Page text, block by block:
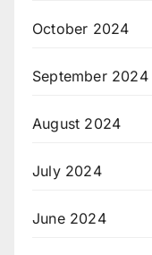
October 2024
September 2024
August 2024
July 2024
June 2024